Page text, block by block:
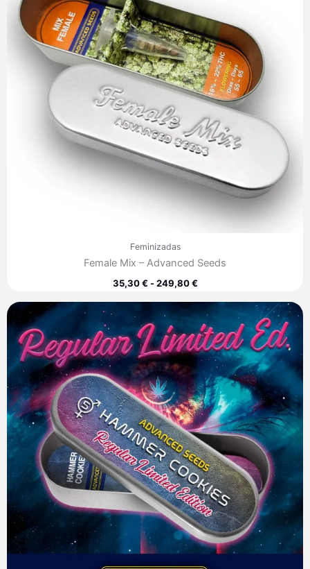
Feminizadas
Female Mix – Advanced Seeds
35,30€ - 249,80€
249,80 €